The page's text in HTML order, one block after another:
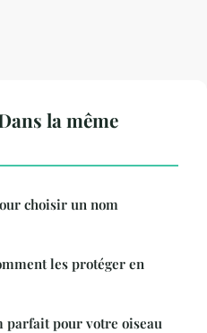
la même
choisir un nom
les protéger en
parfait pour votre oiseau